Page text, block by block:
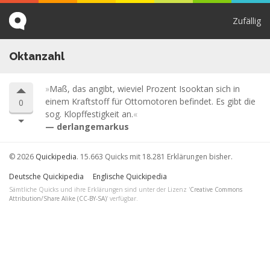
Zufällig
Oktanzahl
0
Maß, das angibt, wieviel Prozent Isooktan sich in
einem Kraftstoff für Ottomotoren befindet. Es gibt die
sog. Klopffestigkeit an.
derlangemarkus
© 2026 Quickipedia. 15.663 Quicks mit 18.281 Erklärungen bisher.
Deutsche Quickipedia
Englische Quickipedia
Sämtliche Quicks und ihre Erklärungen sind unter der Lizenz 'Creative Commons
Attribution/Share Alike (CC-BY-SA)' verfügbar.